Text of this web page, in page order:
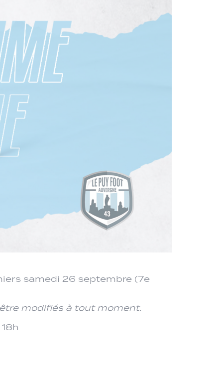
samedi 26 septembre (7e
modifiés à tout moment.